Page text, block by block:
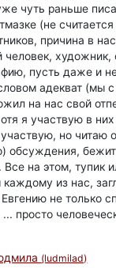
чуть раньше
(не
причина в
художник,
пусть даже и
адекват (мы с
на нас свой
я участвую в
участвую, но читаю
обсуждения,
Все на этом, тупик
из нас,
Евгению не только
... просто
(ludmilad)